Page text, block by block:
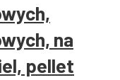
na
pellet